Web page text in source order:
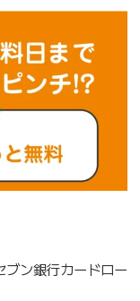
ン銀行カードロー